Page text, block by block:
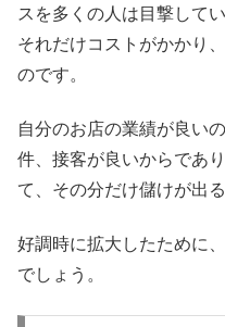
スを多くの人は目撃して
それだけコストがかかり
のです。
自分のお店の業績が良い
件、接客が良いからであ
て、その分だけ儲けが出
好調時に拡大したために
でしょう。